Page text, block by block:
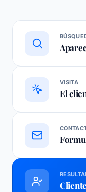
VISITA
El